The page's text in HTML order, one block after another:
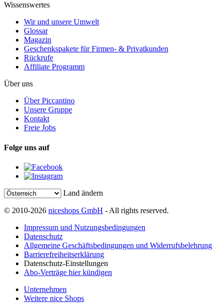
Wissenswertes
Wir und unsere Umwelt
Glossar
Magazin
Geschenkspakete für Firmen- & Privatkunden
Rückrufe
Affiliate Programm
Über uns
Über Piccantino
Unsere Gruppe
Kontakt
Freie Jobs
Folge uns auf
Land ändern
© 2010-2026 niceshops GmbH - All rights reserved.
Impressum und Nutzungsbedingungen
Datenschutz
Allgemeine Geschäftsbedingungen und Widerrufsbelehrung
Barrierefreiheitserklärung
Datenschutz-Einstellungen
Abo-Verträge hier kündigen
Unternehmen
Weitere nice Shops